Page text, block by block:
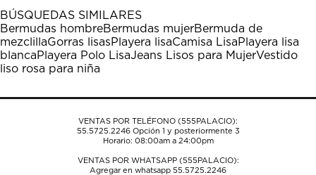
1
estrella
Esta
acción
abrirá
el
de
estrellas.
Esta
acción
abrirá
el
de
estrellas.
Esta
acción
abrirá
el
de
estrellas.
Esta
acción
abrirá
el
de
estrellas.
Esta
acción
abrirá
el
de
BÚSQUEDAS SIMILARES
Bermudas hombreBermudas mujerBermuda de
mezclillaGorras lisasPlayera lisaCamisa LisaPlayera lisa
blancaPlayera Polo LisaJeans Lisos para MujerVestido
liso rosa para niña
VENTAS POR TELÉFONO (555PALACIO):
55.5725.2246Opción 1 y posteriormente 3
Horario: 08:00am a 24:00pm
VENTAS POR WHATSAPP (555PALACIO):
Agregar en whatsapp 55.5725.2246